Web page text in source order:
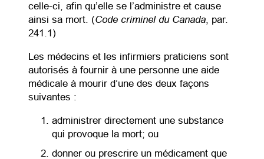
celle-ci, afin qu’elle se l’administre et cause
ainsi sa mort. (Code criminel du Canada, par.
241.1)
Les médecins et les infirmiers praticiens sont
autorisés à fournir à une personne une aide
médicale à mourir d’une des deux façons
suivantes :
administrer directement une substance
qui provoque la mort; ou
donner ou prescrire un médicament que